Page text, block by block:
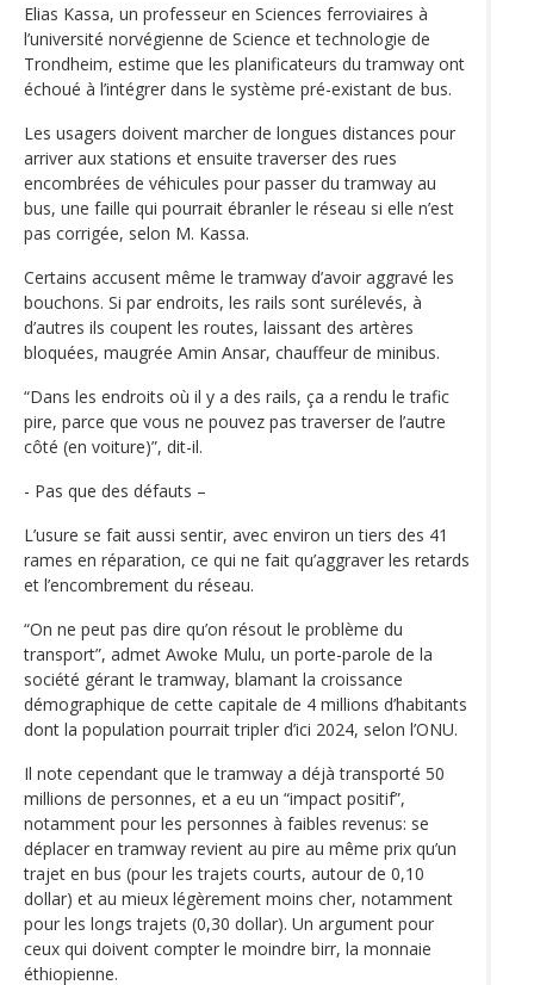
Elias Kassa, un professeur en Sciences ferroviaires à
l’université norvégienne de Science et technologie de
Trondheim, estime que les planificateurs du tramway ont
échoué à l’intégrer dans le système pré-existant de bus.
Les usagers doivent marcher de longues distances pour
arriver aux stations et ensuite traverser des rues
encombrées de véhicules pour passer du tramway au
bus, une faille qui pourrait ébranler le réseau si elle n’est
pas corrigée, selon M. Kassa.
Certains accusent même le tramway d’avoir aggravé les
bouchons. Si par endroits, les rails sont surélevés, à
d’autres ils coupent les routes, laissant des artères
bloquées, maugrée Amin Ansar, chauffeur de minibus.
“Dans les endroits où il y a des rails, ça a rendu le trafic
pire, parce que vous ne pouvez pas traverser de l’autre
côté (en voiture)”, dit-il.
- Pas que des défauts –
L’usure se fait aussi sentir, avec environ un tiers des 41
rames en réparation, ce qui ne fait qu’aggraver les retards
et l’encombrement du réseau.
“On ne peut pas dire qu’on résout le problème du
transport”, admet Awoke Mulu, un porte-parole de la
société gérant le tramway, blamant la croissance
démographique de cette capitale de 4 millions d’habitants
dont la population pourrait tripler d’ici 2024, selon l’ONU.
Il note cependant que le tramway a déjà transporté 50
millions de personnes, et a eu un “impact positif”,
notamment pour les personnes à faibles revenus: se
déplacer en tramway revient au pire au même prix qu’un
trajet en bus (pour les trajets courts, autour de 0,10
dollar) et au mieux légèrement moins cher, notamment
pour les longs trajets (0,30 dollar). Un argument pour
ceux qui doivent compter le moindre birr, la monnaie
éthiopienne.